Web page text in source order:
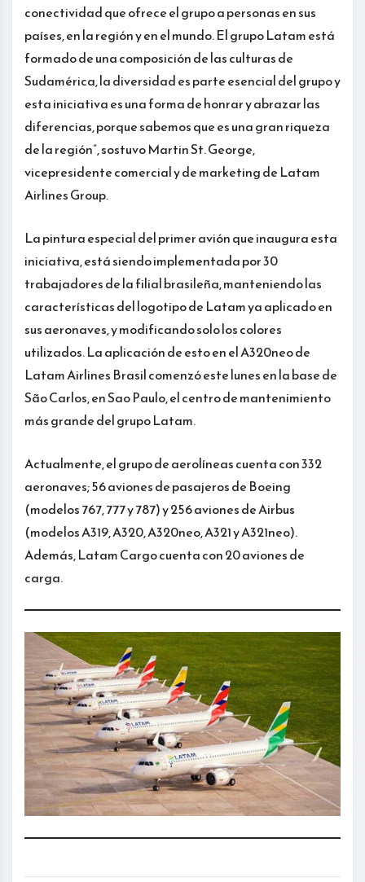
conectividad que ofrece el grupo a personas en sus
países, en la región y en el mundo. El grupo Latam está
formado de una composición de las culturas de
Sudamérica, la diversidad es parte esencial del grupo y
esta iniciativa es una forma de honrar y abrazar las
diferencias, porque sabemos que es una gran riqueza
de la región”, sostuvo Martin St. George,
vicepresidente comercial y de marketing de Latam
Airlines Group.
La pintura especial del primer avión que inaugura esta
iniciativa, está siendo implementada por 30
trabajadores de la filial brasileña, manteniendo las
características del logotipo de Latam ya aplicado en
sus aeronaves, y modificando solo los colores
utilizados. La aplicación de esto en el A320neo de
Latam Airlines Brasil comenzó este lunes en la base de
São Carlos, en Sao Paulo, el centro de mantenimiento
más grande del grupo Latam.
Actualmente, el grupo de aerolíneas cuenta con 332
aeronaves; 56 aviones de pasajeros de Boeing
(modelos 767, 777 y 787) y 256 aviones de Airbus
(modelos A319, A320, A320neo, A321 y A321neo).
Además, Latam Cargo cuenta con 20 aviones de
carga.